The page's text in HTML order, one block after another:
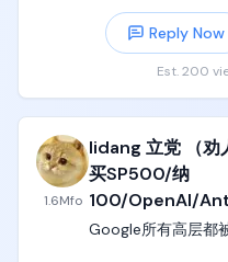
这怎么救？
他受不了了，非得
这个项目，就是后
现在回想起来，他觉
能重新找个技术出
如果就那样一直退
Reply Now
Est. 200
1.6Mfo
lidang 立党 （劝
买SP500/纳
100/OpenAI/
Google所有高层都